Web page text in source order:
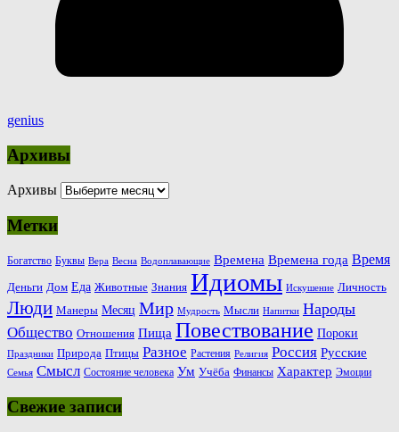
genius
Архивы
Архивы
Метки
Богатство Буквы Вера Весна Водоплавающие Времена Времена года Время
Деньги Дом Еда Животные Знания Идиомы Искушение Личность
Люди Манеры Месяц Мир Мудрость Мысли Напитки Народы
Общество Отношения Пища Повествование Пороки
Праздники Природа Птицы Разное Растения Религия Россия Русские
Семья Смысл Состояние человека Ум Учёба Финансы Характер Эмоции
Свежие записи